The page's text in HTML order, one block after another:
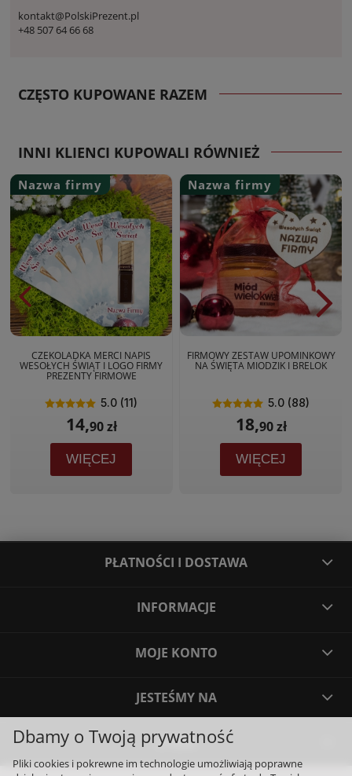
kontakt@PolskiPrezent.pl
+48 507 64 66 68
CZĘSTO KUPOWANE RAZEM
INNI KLIENCI KUPOWALI RÓWNIEŻ
CZEKOLADKA MERCI NAPIS
WESOŁYCH ŚWIĄT I LOGO FIRMY
PREZENTY FIRMOWE
5.0 (11)
14,90 zł
WIĘCEJ
Nazwa firmy
FIRMOWY ZESTAW UPOMINKOWY
NA ŚWIĘTA MIODZIK I BRELOK
5.0 (88)
18,90 zł
WIĘCEJ
Nazwa firmy
PŁATNOŚCI I DOSTAWA
INFORMACJE
MOJE KONTO
JESTEŚMY NA
O NAS
Dbamy o Twoją prywatność
Pliki cookies i pokrewne im technologie umożliwiają poprawne